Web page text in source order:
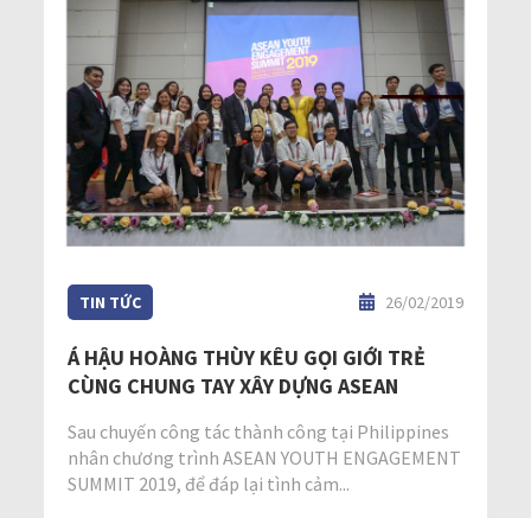
TIN TỨC 26/02/2019
Á HẬU HOÀNG THÙY KÊU GỌI GIỚI TRẺ
CÙNG CHUNG TAY XÂY DỰNG ASEAN
Sau chuyến công tác thành công tại Philippines
nhân chương trình ASEAN YOUTH ENGAGEMENT
SUMMIT 2019, để đáp lại tình cảm...